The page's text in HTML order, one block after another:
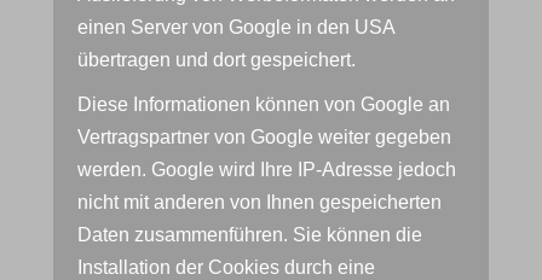
einen Server von Google in den USA
übertragen und dort gespeichert.
Diese Informationen können von Google an
Vertragspartner von Google weiter gegeben
werden. Google wird Ihre IP-Adresse jedoch
nicht mit anderen von Ihnen gespeicherten
Daten zusammenführen. Sie können die
Installation der Cookies durch eine